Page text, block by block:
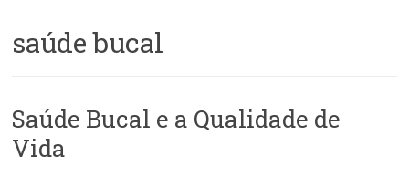
Brandão
Sorriso
é
saúde bucal
Saúde Bucal e a Qualidade de
Vida